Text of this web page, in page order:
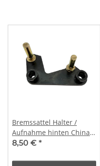
Bremssattel Halter /
Aufnahme hinten China
Roller 50-150cc / Typ 2
8,50 € *